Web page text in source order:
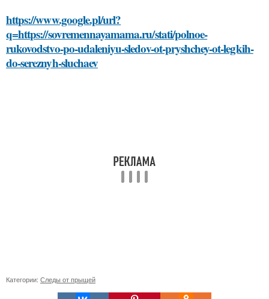
https://www.google.pl/url?
q=https://sovremennayamama.ru/stati/polnoe-
rukovodstvo-po-udaleniyu-sledov-ot-pryshchey-ot-legkih-
do-sereznyh-sluchaev
Категории: Следы от прыщей